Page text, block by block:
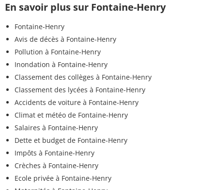
En savoir plus sur Fontaine-Henry
Fontaine-Henry
Avis de décès à Fontaine-Henry
Pollution à Fontaine-Henry
Inondation à Fontaine-Henry
Classement des collèges à Fontaine-Henry
Classement des lycées à Fontaine-Henry
Accidents de voiture à Fontaine-Henry
Climat et météo de Fontaine-Henry
Salaires à Fontaine-Henry
Dette et budget de Fontaine-Henry
Impôts à Fontaine-Henry
Crèches à Fontaine-Henry
Ecole privée à Fontaine-Henry